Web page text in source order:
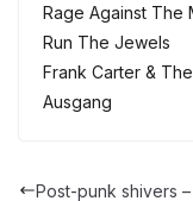
Rage Against The
Run The Jewels
Frank Carter &
Ausgang
Post-punk shivers